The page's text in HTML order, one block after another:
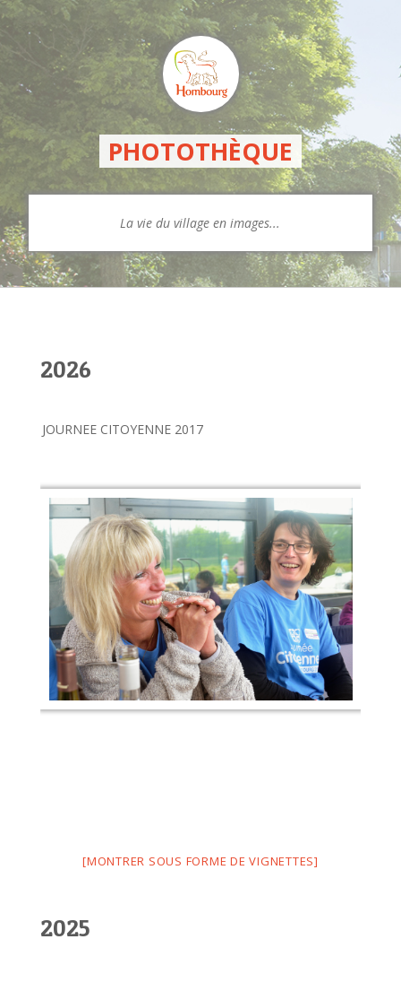
PHOTOTHÈQUE
La vie du village en images...
2026
JOURNEE CITOYENNE 2017
[MONTRER SOUS FORME DE VIGNETTES]
2025